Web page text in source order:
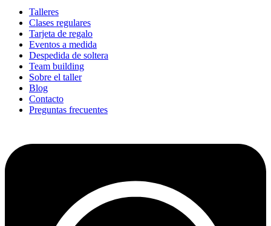
Talleres
Clases regulares
Tarjeta de regalo
Eventos a medida
Despedida de soltera
Team building
Sobre el taller
Blog
Contacto
Preguntas frecuentes